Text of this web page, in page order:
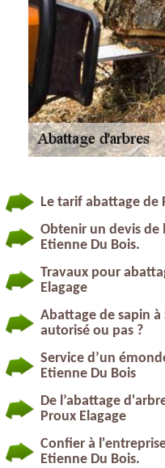
Le tarif abattage de
Obtenir un devis de
Etienne Du Bois.
Travaux pour
Elagage
Abattage de sapin à
autorisé ou pas ?
Service d’un
Etienne Du Bois
De l’abattage
Proux Elagage
Confier à
Etienne Du Bois.